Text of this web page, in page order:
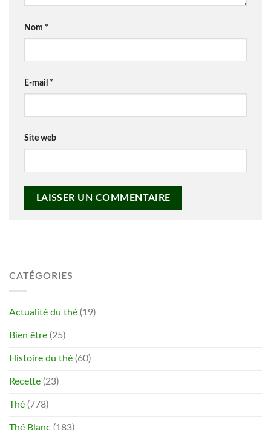
Nom *
E-mail *
Site web
CATÉGORIES
Actualité du thé (19)
Bien être (25)
Histoire du thé (60)
Recette (23)
Thé (778)
Thé Blanc (183)